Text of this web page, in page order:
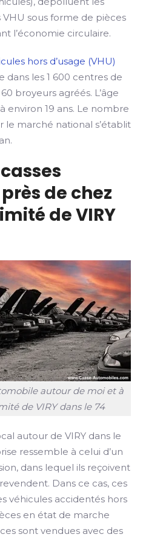
sous forme de pièces
l’économie circulaire.
hors d’usage (VHU)
dans les 1 600 centres de
broyeurs agréés. L’âge
environ 19 ans. Le nombre
le marché national s’établit
de chez
de VIRY
autour de moi et à
de VIRY dans le 74
autour de VIRY dans le
ressemble à celui d’un
dans lequel ils reçoivent
Dans ce cas, ces
véhicules accidentés hors
en état de marche
sont vendues avec des